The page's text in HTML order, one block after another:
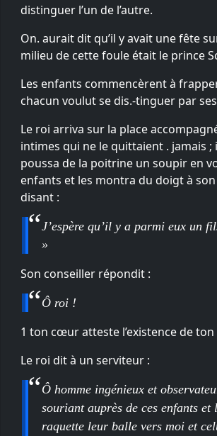
distinguer l’un de l’autre.
On. aurait dit qu’il y avait une fête
milieu de cette foule était le prince
Les enfants commencèrent à
chacun voulut se dis.-tinguer par
Le roi arriva sur la place
intimes qui ne le quittaient . jamais ;
poussa de la poitrine un soupir en
enfants et les montra du doigt à
disant :
J’espère qu’il y a parmi eux un
»
Son conseiller répondit :
Ô roi !
1 ton cœur atteste l’existence de ton
Le roi dit à un serviteur :
Ô homme ingénieux et
souriant auprès de ces enfants et
raquette leur balle vers moi et